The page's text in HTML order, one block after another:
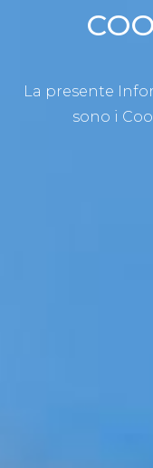
La presente
sono i